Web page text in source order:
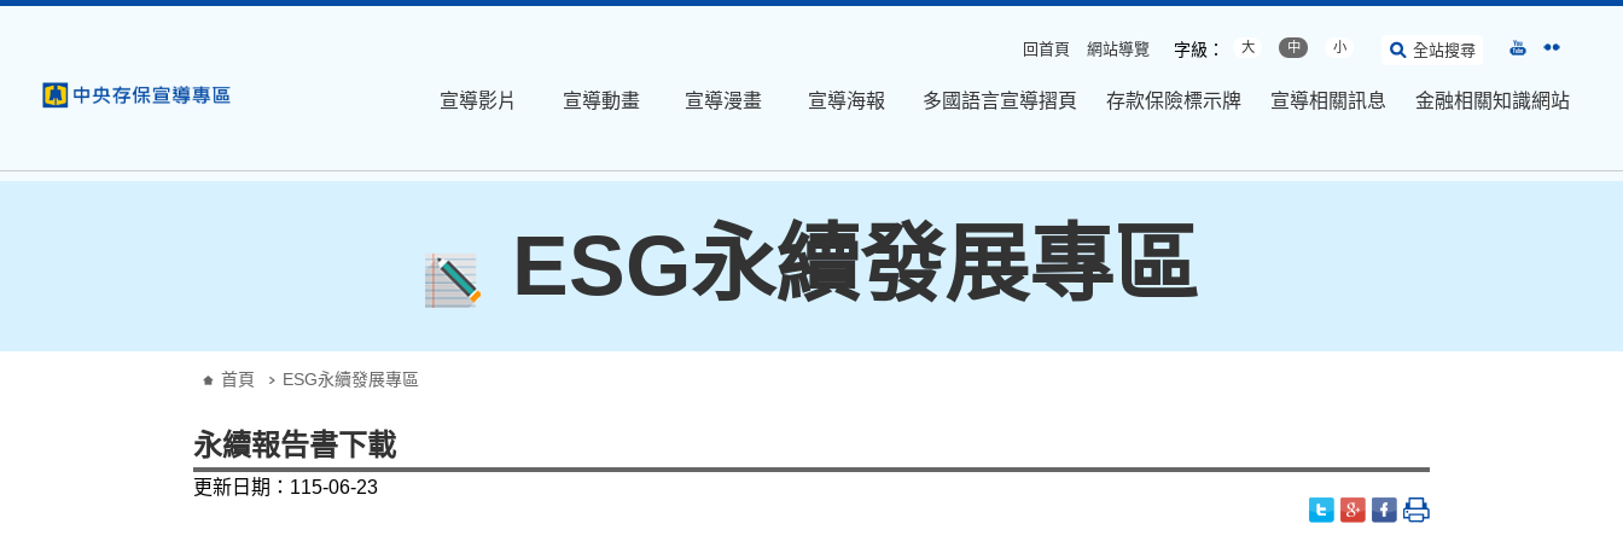
回首頁 網站導覽 字級： 大 中 小 全站搜尋
宣導影片 宣導動畫 宣導漫畫 宣導海報 多國語言宣導摺頁 存款保險標示牌 宣導相關訊息 金融相關知識網站
ESG永續發展專區
首頁 ESG永續發展專區
永續報告書下載
更新日期：115-06-23